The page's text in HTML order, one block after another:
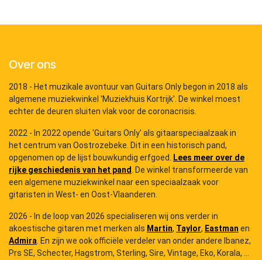
Over ons
2018 - Het muzikale avontuur van Guitars Only begon in 2018 als
algemene muziekwinkel 'Muziekhuis Kortrijk'. De winkel moest
echter de deuren sluiten vlak voor de coronacrisis.
2022 - In 2022 opende 'Guitars Only' als gitaarspeciaalzaak in
het centrum van Oostrozebeke. Dit in een historisch pand,
opgenomen op de lijst bouwkundig erfgoed. Lees meer over de
rijke geschiedenis van het pand. De winkel transformeerde van
een algemene muziekwinkel naar een speciaalzaak voor
gitaristen in West- en Oost-Vlaanderen.
2026 - In de loop van 2026 specialiseren wij ons verder in
akoestische gitaren met merken als Martin, Taylor, Eastman en
Admira. En zijn we ook officiële verdeler van onder andere Ibanez,
Prs SE, Schecter, Hagstrom, Sterling, Sire, Vintage, Eko, Korala, ...